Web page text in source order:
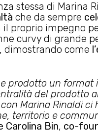
stessa di Marina
che da sempre
proprio impegno
curvy di grande
dimostrando come
prodotto un
del prodotto
Marina Rinaldi
territorio e
Carolina Bin, co-